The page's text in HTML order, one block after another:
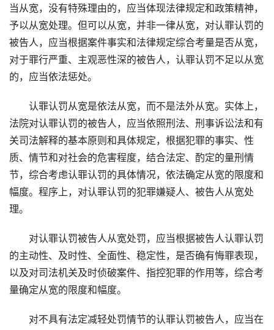
当从宽，没有特殊理由的，应当体现法律规定和政策精神，
予以从宽处理。但可以从宽，并非一律从宽，对认罪认罚的
被告人，应当根据案件事实和法律规定综合考量是否从宽，
对于罪行严重、主观恶性深的被告人，认罪认罚不足以从宽
的，应当依法惩处。
认罪认罚从宽是依法从宽，而不是法外从宽。实体上，
法院对认罪认罚的被告人，应当依照刑法、刑事诉讼法和有
关司法解释的基本原则和具体规定，根据犯罪的事实、性
质、情节和对社会的危害程度，结合法定、酌定的量刑情
节，综合考虑认罪认罚的具体情况，依法确定从宽的限度和
幅度。程序上，对认罪认罚的犯罪嫌疑人、被告人从宽处
理。
对认罪认罚被告人从宽处罚，应当根据被告人认罪认罚
的主动性、及时性、全面性、稳定性，是否确有悔罪表现，
以及对司法机关及时侦破案件、指控犯罪的作用等，综合考
量确定从宽的限度和幅度。
对不具有法定减轻处罚情节的认罪认罚被告人，应当在